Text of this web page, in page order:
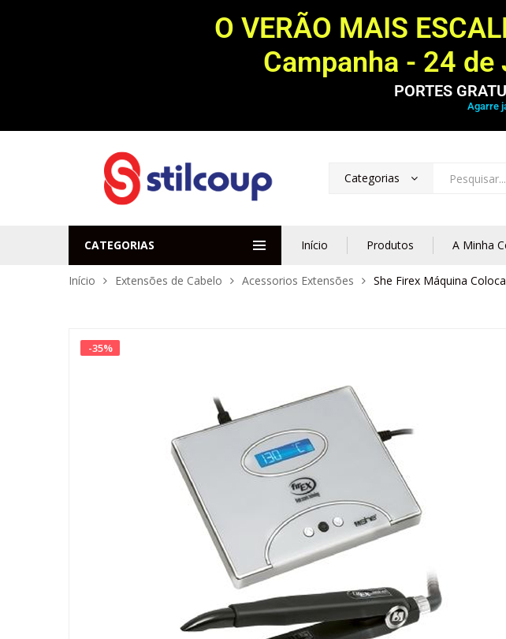
O VERÃO MAIS
Campanha - 24
PORTES
Agarre
Categorias
CATEGORIAS Início Produtos A Minha
Início Extensões de Cabelo Acessorios Extensões She Firex Máquina
-35%